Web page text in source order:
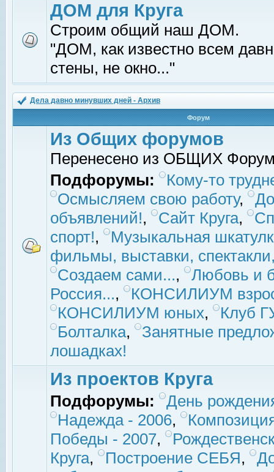
ДОМ для Круга
Строим общий наш ДОМ.
"ДОМ, как известно всем
стены, не окно..."
Дела давно минувших дней - Архив
Форум
Из Общих форумов
Перенесено из ОБЩИХ
Подфорумы:
Кому-то
Осмысляем свою работу,
объявлений!, Сайт Круга,
спорт!,
Музыкальная
фильмы, выставки,
Создаем сами...,
Любовь и
Россия...,
КОНСИЛИУМ
КОНСИЛИУМ юных,
Клуб
Болталка,
Занятные
лошадках!
Из проектов Круга
Подфорумы:
День
Надежда - 2006,
Победы - 2007,
Круга, Построение СЕБЯ,